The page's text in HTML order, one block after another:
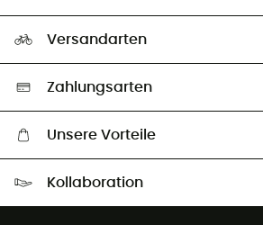
Vertrag widerrufen
Unsere Botschafter
Auswahl an nachhaltigen Produkten
Versandarten
Zahlungsarten
Unsere Vorteile
Kollaboration